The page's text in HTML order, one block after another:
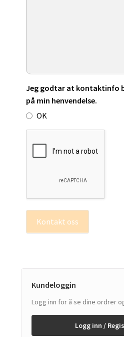
Jeg godtar at kontaktinfo
på min henvendelse.
OK
Kontakt oss
Kundeloggin
Logg inn for å se dine ordrer
Logg inn /